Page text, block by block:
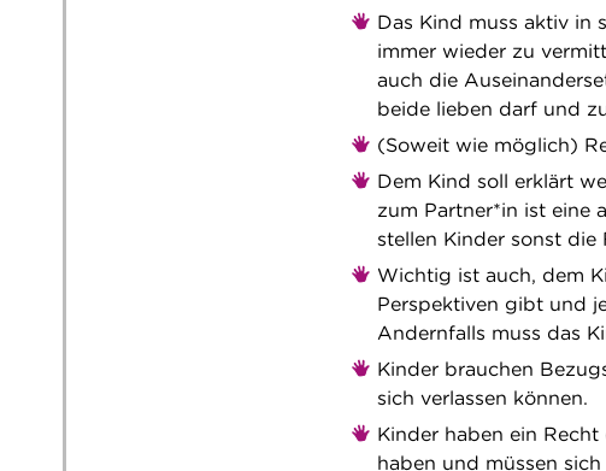
Das Kind muss aktiv in
immer wieder zu
auch die
beide lieben darf und
(Soweit wie möglich)
Dem Kind soll erklärt
zum Partner*in ist eine
stellen Kinder sonst
Wichtig ist auch, dem
Perspektiven gibt und
Andernfalls muss das
Kinder brauchen
sich verlassen können.
Kinder haben ein
haben und müssen